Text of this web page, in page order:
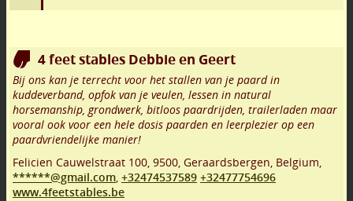
4 feet stables Debbie en Geert
Bij ons kan je terrecht voor het stallen van je paard in
kuddeverband, opfok van je veulen, lessen in natural
horsemanship, grondwerk, bitloos paardrijden, trailerladen maar
vooral ook voor een hele dosis paarden en leerplezier op een
paardvriendelijke manier!
Felicien Cauwelstraat 100, 9500, Geraardsbergen, Belgium,
******@gmail.com, +32474537589 +32477754696
www.4feetstables.be